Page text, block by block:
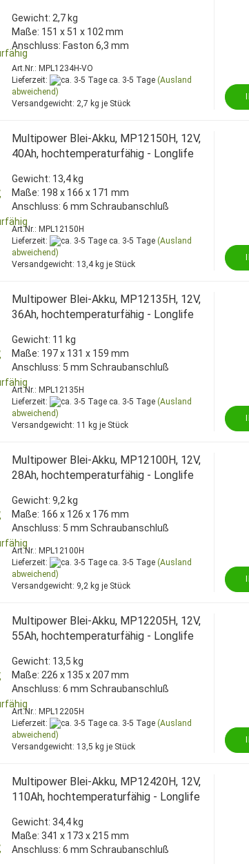
Gewicht: 2,7 kg
Maße: 151 x 51 x 102 mm
Anschluss: Faston 6,3 mm
Art.Nr.: MPL1234H-VO
Lieferzeit:
ca. 3-5 Tage (Ausland
abweichend)
Versandgewicht:2,7 kg je Stück
Multipower Blei-Akku, MP12150H, 12V,
40Ah, hochtemperaturfähig - Longlife
Gewicht: 13,4 kg
Maße: 198 x 166 x 171 mm
Anschluss: 6 mm Schraubanschluß
Art.Nr.: MPL12150H
Lieferzeit:
ca. 3-5 Tage (Ausland
abweichend)
Versandgewicht: 13,4kg je Stück
Multipower Blei-Akku, MP12135H, 12V,
36Ah, hochtemperaturfähig - Longlife
Gewicht: 11 kg
Maße: 197 x 131 x 159 mm
Anschluss: 5 mm Schraubanschluß
Art.Nr.: MPL12135H
Lieferzeit:
ca. 3-5 Tage (Ausland
abweichend)
Versandgewicht: 11 kg je Stück
Multipower Blei-Akku, MP12100H, 12V,
28Ah, hochtemperaturfähig - Longlife
Gewicht: 9,2 kg
Maße: 166 x 126 x 176 mm
Anschluss: 5 mm Schraubanschluß
Art.Nr.: MPL12100H
Lieferzeit:
ca. 3-5 Tage (Ausland
abweichend)
Versandgewicht: 9,2 kg je Stück
Multipower Blei-Akku, MP12205H, 12V,
55Ah, hochtemperaturfähig - Longlife
Gewicht: 13,5 kg
Maße: 226 x 135 x 207 mm
Anschluss: 6 mm Schraubanschluß
Art.Nr.: MPL12205H
Lieferzeit:
ca. 3-5 Tage (Ausland
abweichend)
Versandgewicht: 13,5 kg je Stück
Multipower Blei-Akku, MP12420H, 12V,
110Ah, hochtemperaturfähig - Longlife
Gewicht: 34,4 kg
Maße: 341 x 173 x 215 mm
Anschluss: 6 mm Schraubanschluß